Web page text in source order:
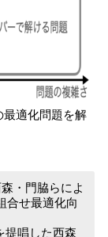
最適化問題を解
・門脇らによ
合せ最適化向
提唱した西森